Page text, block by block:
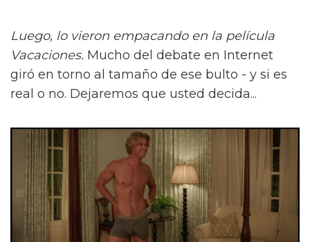
Luego, lo vieron empacando en la película
Vacaciones. Mucho del debate en Internet
giró en torno al tamaño de ese bulto - y si es
real o no. Dejaremos que usted decida...